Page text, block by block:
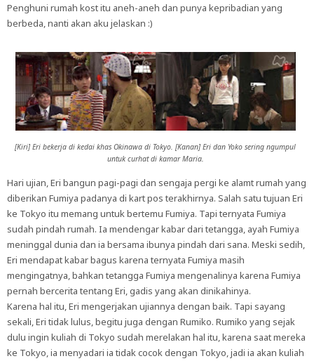
Penghuni rumah kost itu aneh-aneh dan punya kepribadian yang
berbeda, nanti akan aku jelaskan :)
[Kiri] Eri bekerja di kedai khas Okinawa di Tokyo. [Kanan] Eri dan Yoko sering ngumpul
untuk curhat di kamar Maria.
Hari ujian, Eri bangun pagi-pagi dan sengaja pergi ke alamt rumah yang
diberikan Fumiya padanya di kart pos terakhirnya. Salah satu tujuan Eri
ke Tokyo itu memang untuk bertemu Fumiya. Tapi ternyata Fumiya
sudah pindah rumah. Ia mendengar kabar dari tetangga, ayah Fumiya
meninggal dunia dan ia bersama ibunya pindah dari sana. Meski sedih,
Eri mendapat kabar bagus karena ternyata Fumiya masih
mengingatnya, bahkan tetangga Fumiya mengenalinya karena Fumiya
pernah bercerita tentang Eri, gadis yang akan dinikahinya.
Karena hal itu, Eri mengerjakan ujiannya dengan baik. Tapi sayang
sekali, Eri tidak lulus, begitu juga dengan Rumiko. Rumiko yang sejak
dulu ingin kuliah di Tokyo sudah merelakan hal itu, karena saat mereka
ke Tokyo, ia menyadari ia tidak cocok dengan Tokyo, jadi ia akan kuliah